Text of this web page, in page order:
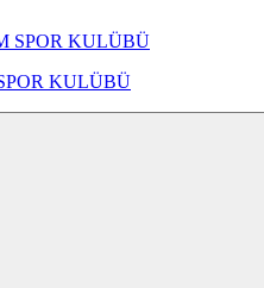
KULÜBÜ